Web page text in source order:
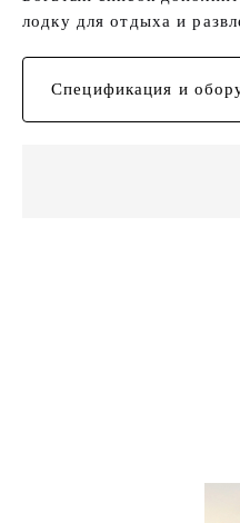
лодку для отдыха и
Спецификация и